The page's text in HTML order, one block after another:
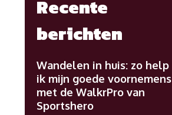
Recente
berichten
Wandelen in huis: zo help
ik mijn goede voornemens
met de WalkrPro van
Sportshero